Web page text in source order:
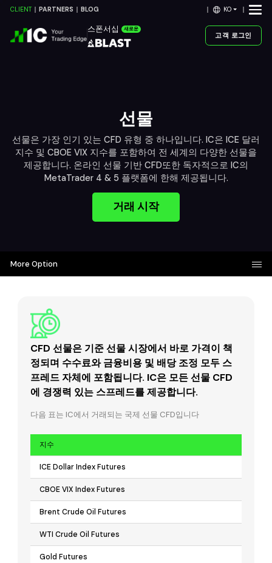
CLIENT PARTNERS BLOG KO
스폰서십 새로운
고객 로그인
선물
선물은 가장 인기 있는 CFD 유형 중 하나입니다. IC은 ICE 달러
지수 및 CBOE VIX 지수를 포함하여 전 세계의 다양한 선물을
제공합니다. 온라인 선물 기반 CFD또한 독자적으로 IC의
MetaTrader 4 & 5 플랫폼에 한해 제공됩니다.
거래 시작
More Option
CFD 선물은 기준 선물 시장에서 바로 가격이 책
정되며 수수료와 금융비용 및 배당 조정 모두 스
프레드 자체에 포함됩니다. IC은 모든 선물 CFD
에 경쟁력 있는 스프레드를 제공합니다.
다음 표는 IC에서 거래되는 국제 선물 CFD입니다
지수
ICE Dollar Index Futures
CBOE VIX Index Futures
Brent Crude Oil Futures
WTI Crude Oil Futures
Gold Futures